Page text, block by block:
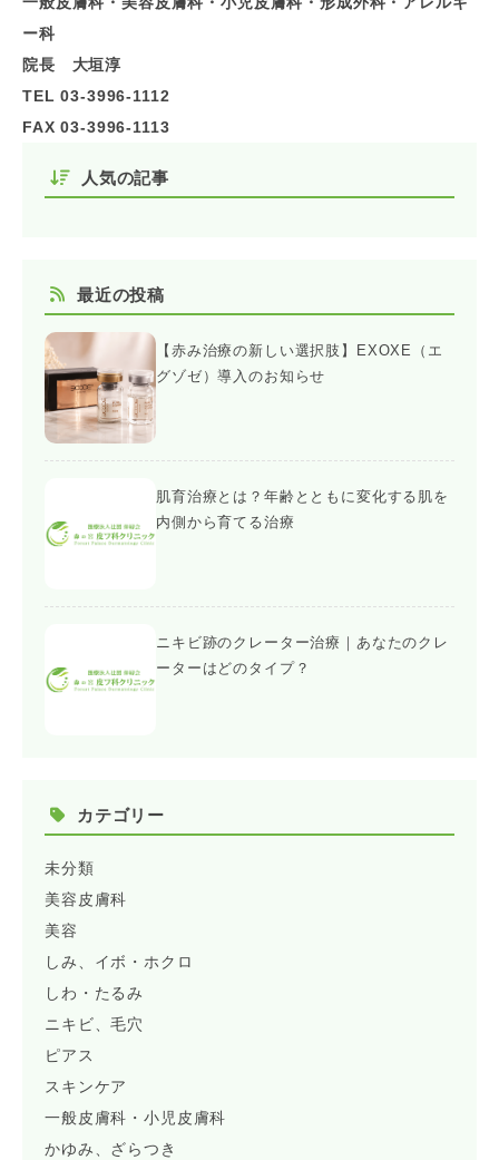
ー科
院長 大垣淳
TEL 03-3996-1112
FAX 03-3996-1113
人気の記事
最近の投稿
【赤み治療の新しい選択肢】EXOXE（エ
グゾゼ）導入のお知らせ
肌育治療とは？年齢とともに変化する肌を
内側から育てる治療
ニキビ跡のクレーター治療｜あなたのクレ
ーターはどのタイプ？
カテゴリー
未分類
美容皮膚科
美容
しみ、イボ・ホクロ
しわ・たるみ
ニキビ、毛穴
ピアス
スキンケア
一般皮膚科・小児皮膚科
かゆみ、ざらつき